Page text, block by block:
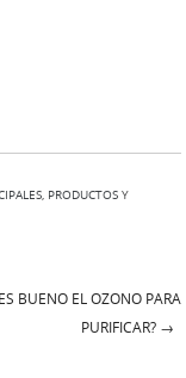
, PRODUCTOS Y
BUENO EL OZONO PARA
PURIFICAR? →